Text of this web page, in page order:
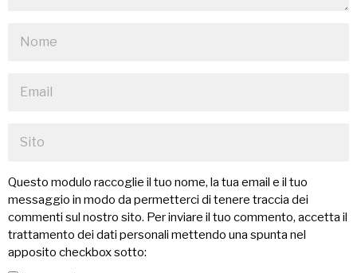
Questo modulo raccoglie il tuo nome, la tua email e il tuo
messaggio in modo da permetterci di tenere traccia dei
commenti sul nostro sito. Per inviare il tuo commento, accetta il
trattamento dei dati personali mettendo una spunta nel
apposito checkbox sotto: